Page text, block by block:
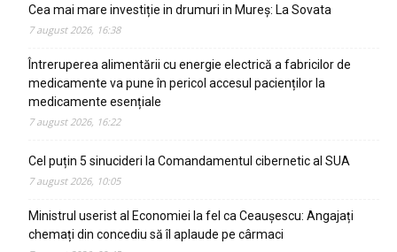
Cea mai mare investiție in drumuri in Mureș: La Sovata
7 august 2026, 16:38
Întreruperea alimentării cu energie electrică a fabricilor de
medicamente va pune în pericol accesul pacienților la
medicamente esențiale
7 august 2026, 16:22
Cel puțin 5 sinucideri la Comandamentul cibernetic al SUA
7 august 2026, 10:05
Ministrul userist al Economiei la fel ca Ceaușescu: Angajați
chemați din concediu să îl aplaude pe cârmaci